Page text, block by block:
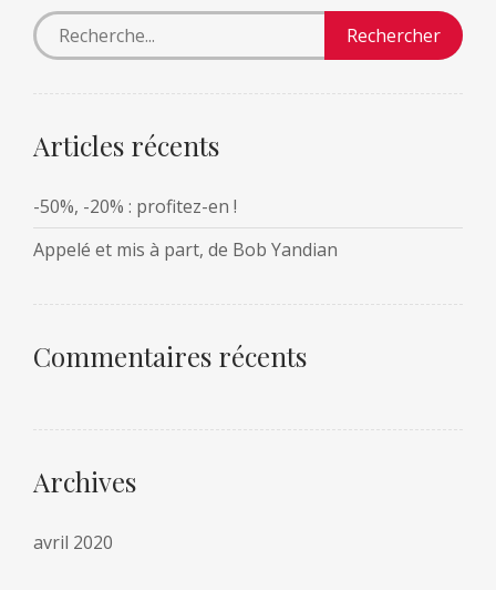
Articles récents
-50%, -20% : profitez-en !
Appelé et mis à part, de Bob Yandian
Commentaires récents
Archives
avril 2020